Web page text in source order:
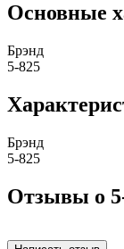
Основные
Брэнд
5-825
Брэнд
5-825
Отзывы о